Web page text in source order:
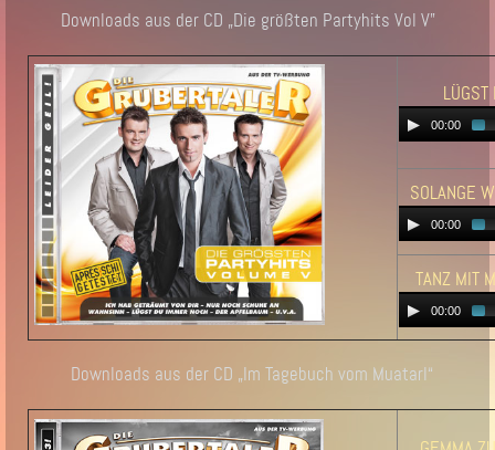
Downloads aus der CD „Die größten Partyhits Vol V"
LÜGST
00:00
SOLANGE
00:00
TANZ MIT
00:00
Downloads aus der CD „Im Tagebuch vom Muatarl“